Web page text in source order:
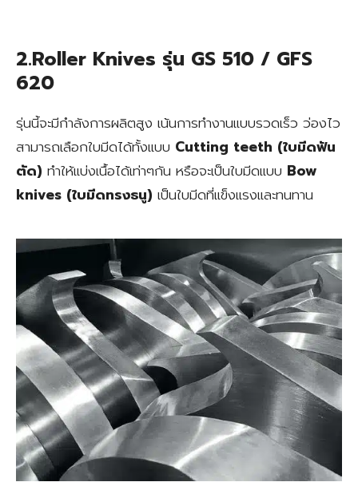
2.Roller Knives รุ่น GS 510 / GFS
620
รุ่นนี้จะมีกำลังการผลิตสูง เน้นการทำงานแบบรวดเร็ว ว่องไว
สามารถเลือกใบมีดได้ทั้งแบบ Cutting teeth (ใบมีดฟัน
ตัด) ทำให้แบ่งเนื้อได้เท่าๆกัน หรือจะเป็นใบมีดแบบ Bow
knives (ใบมีดทรงธนู) เป็นใบมีดที่แข็งแรงและทนทาน